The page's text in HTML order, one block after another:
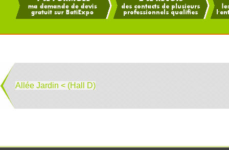
Allée Jardin < (Hall D)